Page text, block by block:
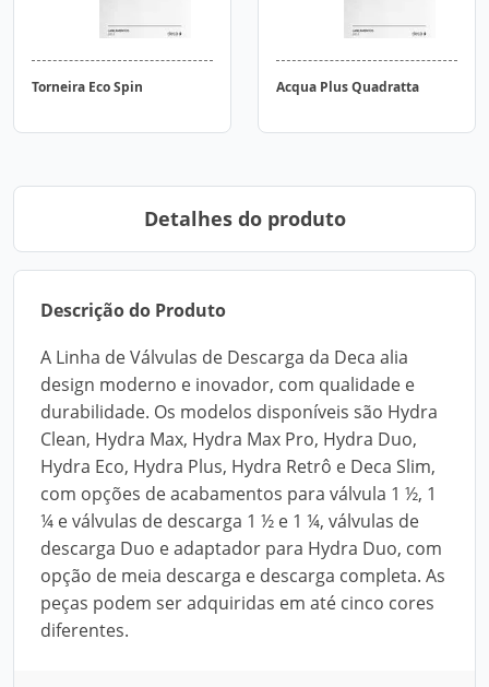
Torneira Eco Spin Acqua Plus Quadratta
Detalhes do produto
Descrição do Produto
A Linha de Válvulas de Descarga da Deca alia
design moderno e inovador, com qualidade e
durabilidade. Os modelos disponíveis são Hydra
Clean, Hydra Max, Hydra Max Pro, Hydra Duo,
Hydra Eco, Hydra Plus, Hydra Retrô e Deca Slim,
com opções de acabamentos para válvula 1 ½, 1
¼ e válvulas de descarga 1 ½ e 1 ¼, válvulas de
descarga Duo e adaptador para Hydra Duo, com
opção de meia descarga e descarga completa. As
peças podem ser adquiridas em até cinco cores
diferentes.